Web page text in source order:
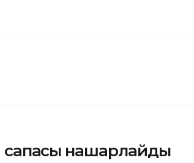
сапасы нашарлайды